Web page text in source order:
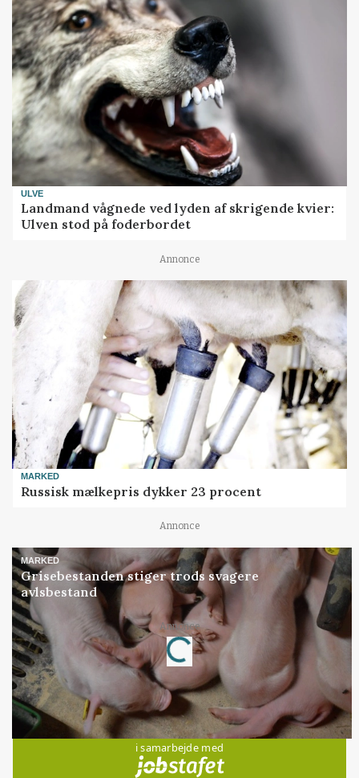
ULVE
Landmand vågnede ved lyden af skrigende kvier:
Ulven stod på foderbordet
Annonce
MARKED
Russisk mælkepris dykker 23 procent
Annonce
MARKED
Grisebestanden stiger trods svagere
avlsbestand
Annonce
Loading...
Jobs
i samarbejde med